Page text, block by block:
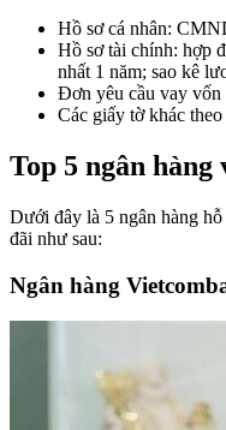
Hồ sơ cá nhân:
Hồ sơ tài chính: hợp
nhất 1 năm; sao kê
Đơn yêu cầu vay vốn
Các giấy tờ khác
Top 5 ngân
Dưới đây là 5 ngân hàng
đãi như sau:
Ngân hàng